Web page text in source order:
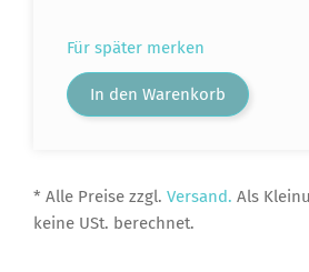
Für später merken
In den Warenkorb
* Alle Preise zzgl. Versand. Als
keine USt. berechnet.